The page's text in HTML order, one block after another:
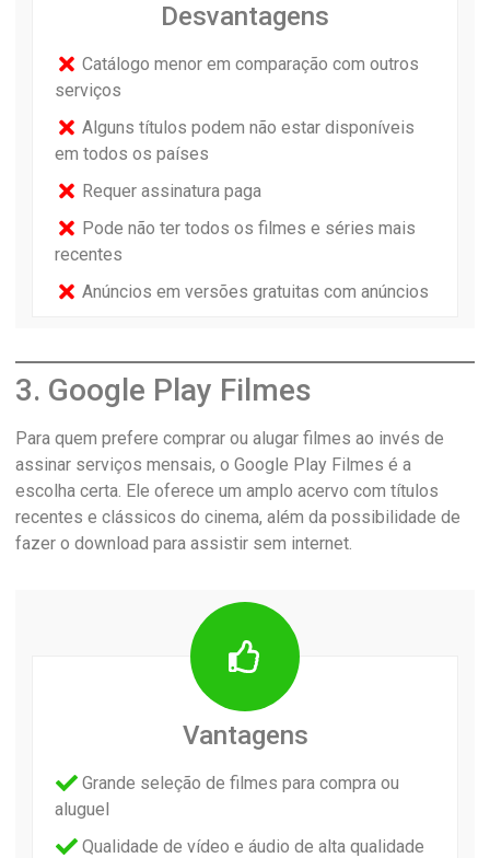
Desvantagens
Catálogo menor em comparação com outros
serviços
Alguns títulos podem não estar disponíveis
em todos os países
Requer assinatura paga
Pode não ter todos os filmes e séries mais
recentes
Anúncios em versões gratuitas com anúncios
3. Google Play Filmes
Para quem prefere comprar ou alugar filmes ao invés de
assinar serviços mensais, o Google Play Filmes é a
escolha certa. Ele oferece um amplo acervo com títulos
recentes e clássicos do cinema, além da possibilidade de
fazer o download para assistir sem internet.
Vantagens
Grande seleção de filmes para compra ou
aluguel
Qualidade de vídeo e áudio de alta qualidade